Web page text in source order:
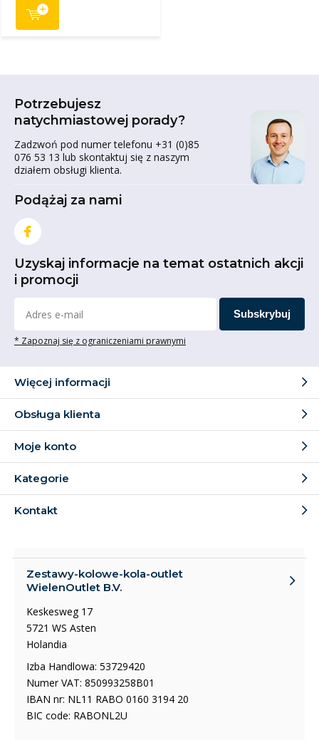
Potrzebujesz
natychmiastowej porady?
Zadzwoń pod numer telefonu +31 (0)85
076 53 13 lub skontaktuj się z naszym
działem obsługi klienta.
Podążaj za nami
Uzyskaj informacje na temat ostatnich akcji
i promocji
Subskrybuj
* Zapoznaj się z ograniczeniami prawnymi
Więcej informacji
Obsługa klienta
Moje konto
Kategorie
Kontakt
Zestawy-kolowe-kola-outlet
WielenOutlet B.V.
Keskesweg 17
5721 WS Asten
Holandia
Izba Handlowa: 53729420
Numer VAT: 850993258B01
IBAN nr: NL11 RABO 0160 3194 20
BIC code: RABONL2U